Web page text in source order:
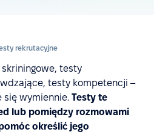
rekrutacyjne
testy
testy kompetencji –
się wymiennie. Testy te
lub pomiędzy rozmowami
określić jego